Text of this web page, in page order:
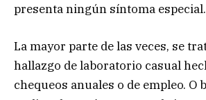
presenta ningún síntoma especial.
La mayor parte de las veces, se
hallazgo de laboratorio casual
chequeos anuales o de empleo. O